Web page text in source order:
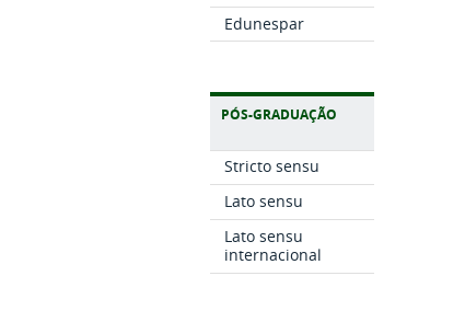
Edunespar
PÓS-GRADUAÇÃO
Stricto sensu
Lato sensu
Lato sensu
internacional